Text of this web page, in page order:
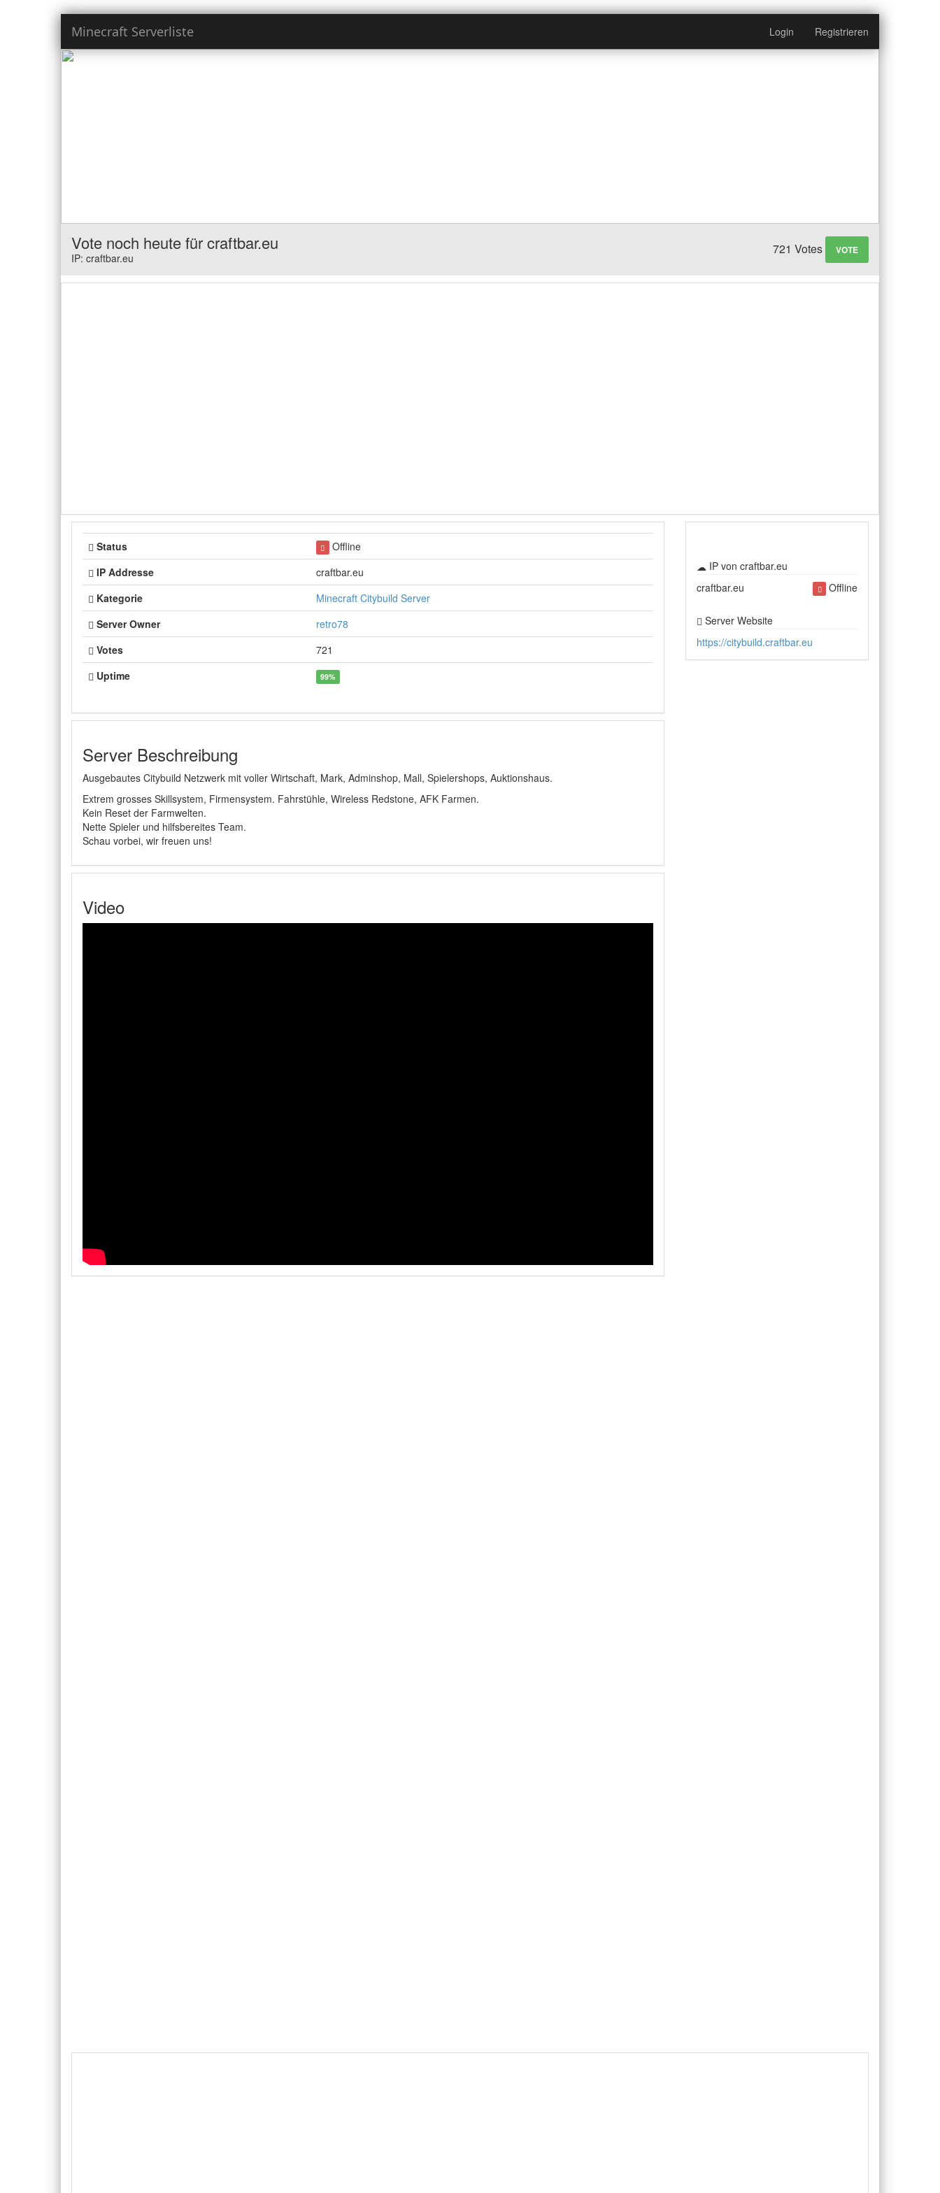
Minecraft Serverliste Login Registrieren
721 Votes VOTE
Vote noch heute für craftbar.eu
IP: craftbar.eu
Status
Offline
IP Addresse
craftbar.eu
Kategorie
Minecraft Citybuild Server
Server Owner
retro78
Votes
721
Uptime
99%
Server Beschreibung
Ausgebautes Citybuild Netzwerk mit voller Wirtschaft, Mark, Adminshop, Mall, Spielershops, Auktionshaus.
Extrem grosses Skillsystem, Firmensystem. Fahrstühle, Wireless Redstone, AFK Farmen.
Kein Reset der Farmwelten.
Nette Spieler und hilfsbereites Team.
Schau vorbei, wir freuen uns!
Video
IP von craftbar.eu
craftbar.eu
Offline
Server Website
https://citybuild.craftbar.eu